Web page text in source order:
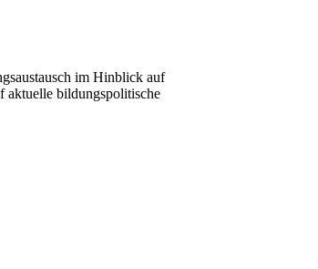
im Hinblick auf
aktuelle bildungspolitische